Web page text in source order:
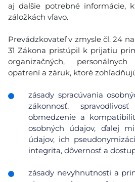
aj ďalšie potrebné informácie,
záložkách vľavo.
Prevádzkovateľ v zmysle čl. 24
31 Zákona pristúpil k prijatiu
organizačných,
opatrení a záruk, ktoré
zásady spracúvania
zákonnosť,
obmedzenie a
osobných údajov, ďalej
údajov, ich
integrita, dôvernosť a
zásady nevyhnutnosti a